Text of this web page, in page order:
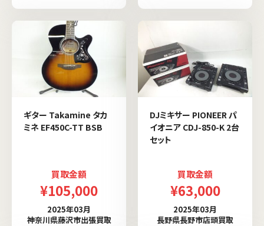
ギター Takamine タカ
ミネ EF450C-TT BSB
買取金額
¥105,000
2025年03月
神奈川県藤沢市出張買取
DJミキサー PIONEER パ
イオニア CDJ-850-K 2台
セット
買取金額
¥63,000
2025年03月
長野県長野市店頭買取